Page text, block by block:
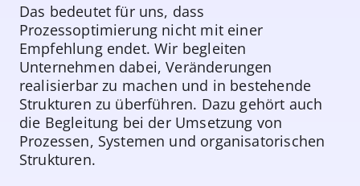
Das bedeutet für uns, dass
Prozessoptimierung nicht mit einer
Empfehlung endet. Wir begleiten
Unternehmen dabei, Veränderungen
realisierbar zu machen und in bestehende
Strukturen zu überführen. Dazu gehört auch
die Begleitung bei der Umsetzung von
Prozessen, Systemen und organisatorischen
Strukturen.